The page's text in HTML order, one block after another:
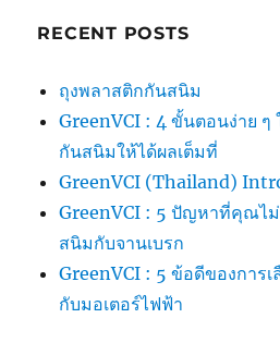
RECENT POSTS
ถุงพลาสติกกันสนิม
GreenVCI : 4 ขั้นตอนง่าย ๆ
กันสนิมให้ได้ผลเต็มที่
GreenVCI (Thailand)
GreenVCI : 5 ปัญหาที่คุณไม่
สนิมกับจานเบรก
GreenVCI : 5 ข้อดีของการ
กับมอเตอร์ไฟฟ้า